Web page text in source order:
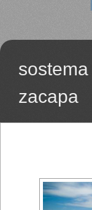
zacapa